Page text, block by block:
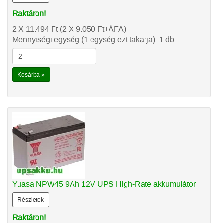
Raktáron!
2 X 11.494 Ft(2 X 9.050 Ft+ÁFA)
Mennyiségi egység (1 egység ezt takarja): 1 db
Kosárba »
Yuasa NPW45 9Ah 12V UPS High-Rate akkumulátor
Részletek
Raktáron!